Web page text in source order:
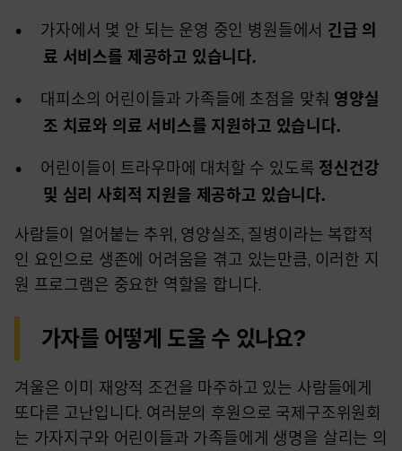
가자에서 몇 안 되는 운영 중인 병원들에서 긴급 의
료 서비스를 제공하고 있습니다.
대피소의 어린이들과 가족들에 초점을 맞춰 영양실
조 치료와 의료 서비스를 지원하고 있습니다.
어린이들이 트라우마에 대처할 수 있도록 정신건강
및 심리 사회적 지원을 제공하고 있습니다.
사람들이 얼어붙는 추위, 영양실조, 질병이라는 복합적
인 요인으로 생존에 어려움을 겪고 있는만큼, 이러한 지
원 프로그램은 중요한 역할을 합니다.
가자를 어떻게 도울 수 있나요?
겨울은 이미 재앙적 조건을 마주하고 있는 사람들에게
또다른 고난입니다. 여러분의 후원으로 국제구조위원회
는 가자지구와 어린이들과 가족들에게 생명을 살리는 의